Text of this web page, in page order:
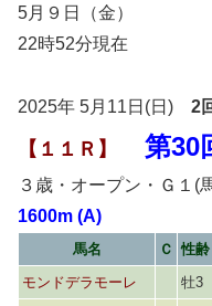
5月９日（金）
22時52分現在
2025年 5月11日(日) 2
【１１Ｒ】 第30
３歳・オープン・Ｇ１
1600m (A)
馬名 Ｃ 性齢
モンドデラモーレ
牡3